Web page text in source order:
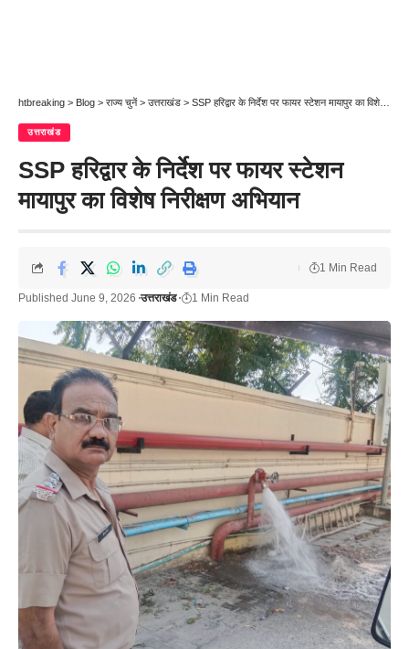
htbreaking > Blog > राज्य चुनें > उत्तराखंड > SSP हरिद्वार के निर्देश पर फायर स्टेशन मायापुर का विशेष निरीक्षण अभियान
उत्तराखंड
SSP हरिद्वार के निर्देश पर फायर स्टेशन
मायापुर का विशेष निरीक्षण अभियान
Published June 9, 2026 उत्तराखंड 1 Min Read
1 Min Read